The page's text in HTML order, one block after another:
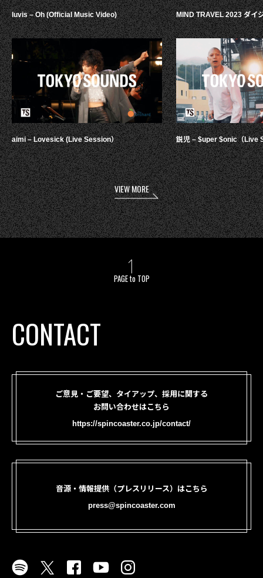
luvis – Oh (Official Music Video)
aimi – Lovesick (Live Session）
MIND TRAVEL 2023 ダイ
鋭児 – $uper $onic（Live
VIEW MORE
PAGE to TOP
CONTACT
ご意見・ご要望、タイアップ、採用に関する
お問い合わせはこちら
https://spincoaster.co.jp/contact/
音源・情報提供（プレスリリース）はこちら
press@spincoaster.com